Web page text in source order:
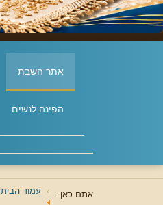
אתר השבת
הפינה לנשים
אתם כאן: עמוד הבית